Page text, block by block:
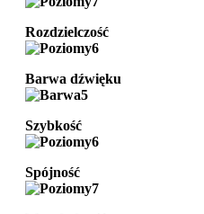
Rozdzielczość
Barwa dźwięku
Szybkość
Spójność